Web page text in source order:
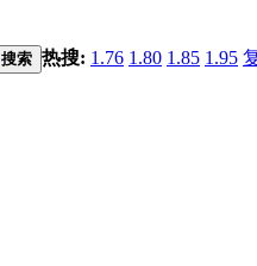
搜索 热搜: 1.76 1.80 1.85 1.95